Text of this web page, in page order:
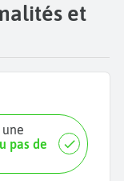
et
pas de